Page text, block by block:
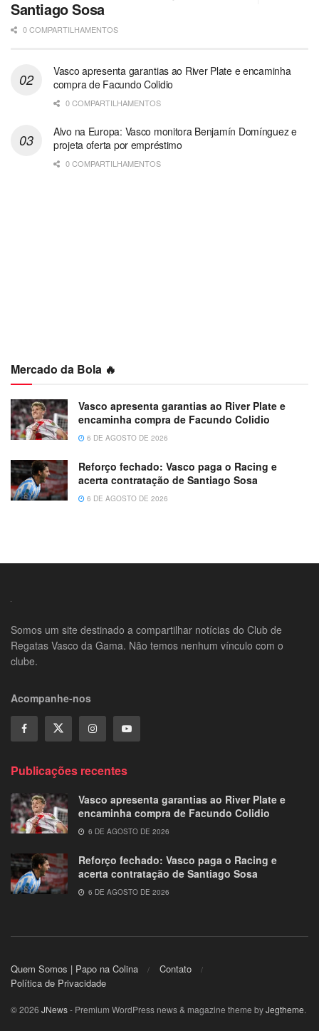
Santiago Sosa
0 COMPARTILHAMENTOS
Vasco apresenta garantias ao River Plate e encaminha
compra de Facundo Colidio
0 COMPARTILHAMENTOS
Alvo na Europa: Vasco monitora Benjamín Domínguez e
projeta oferta por empréstimo
0 COMPARTILHAMENTOS
Mercado da Bola 🔥
Vasco apresenta garantias ao River Plate e
encaminha compra de Facundo Colidio
6 DE AGOSTO DE 2026
Reforço fechado: Vasco paga o Racing e
acerta contratação de Santiago Sosa
6 DE AGOSTO DE 2026
Somos um site destinado a compartilhar notícias do Club de
Regatas Vasco da Gama. Não temos nenhum vínculo com o
clube.
Acompanhe-nos
Publicações recentes
Vasco apresenta garantias ao River Plate e
encaminha compra de Facundo Colidio
6 DE AGOSTO DE 2026
Reforço fechado: Vasco paga o Racing e
acerta contratação de Santiago Sosa
6 DE AGOSTO DE 2026
Quem Somos | Papo na Colina
Contato
Política de Privacidade
© 2026 JNews- Premium WordPress news & magazine theme byJegtheme.